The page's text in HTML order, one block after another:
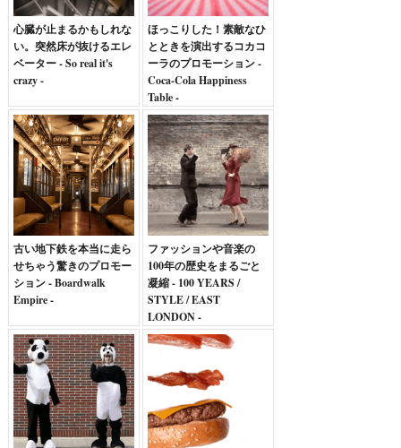
心臓が止まるかもしれな
い。突然床が抜けるエレ
ベーター - So real it's
crazy -
ほっこりした！素敵なひ
とときを演出するコカコ
ーラのプロモーション -
Coca-Cola Happiness
Table -
古い地下鉄を本当に走ら
せちゃう驚きのプロモー
ション - Boardwalk
Empire -
ファッションや音楽の
100年の歴史をまるごと
凝縮 - 100 YEARS /
STYLE / EAST
LONDON -